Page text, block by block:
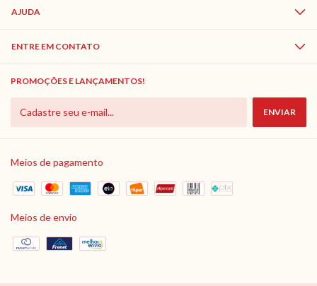
AJUDA
ENTRE EM CONTATO
PROMOÇÕES E LANÇAMENTOS!
Meios de pagamento
Meios de envio